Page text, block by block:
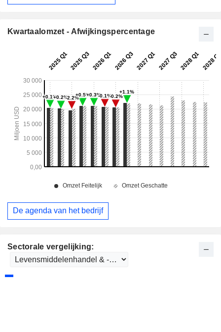
Sectorale vergelijking:
Kwartaalomzet - Afwijkingspercentage
De agenda van het bedrijf